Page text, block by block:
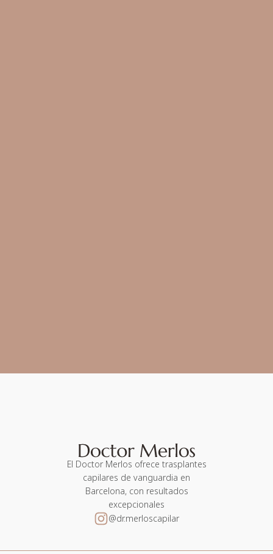
El Doctor Merlos ofrece trasplantes
capilares de vanguardia en
Barcelona, con resultados
excepcionales
@dr.merloscapilar